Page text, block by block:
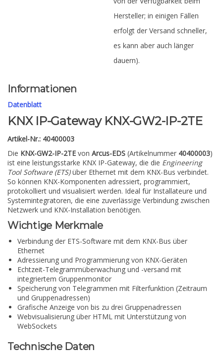
Hersteller; in einigen Fällen
erfolgt der Versand schneller,
es kann aber auch länger
dauern).
Informationen
Datenblatt
KNX IP-Gateway KNX-GW2-IP-2TE
Artikel-Nr.: 40400003
Die KNX-GW2-IP-2TE von Arcus-EDS (Artikelnummer 40400003)
ist eine leistungsstarke KNX IP-Gateway, die die Engineering
Tool Software (ETS)über Ethernet mit dem KNX-Bus verbindet.
So können KNX-Komponenten adressiert, programmiert,
protokolliert und visualisiert werden. Ideal für Installateure und
Systemintegratoren, die eine zuverlässige Verbindung zwischen
Netzwerk und KNX-Installation benötigen.
Wichtige Merkmale
Verbindung der ETS-Software mit dem KNX-Bus über
Ethernet
Adressierung und Programmierung von KNX-Geräten
Echtzeit-Telegrammüberwachung und -versand mit
integriertem Gruppenmonitor
Speicherung von Telegrammen mit Filterfunktion (Zeitraum
und Gruppenadressen)
Grafische Anzeige von bis zu drei Gruppenadressen
Webvisualisierung über HTML mit Unterstützung von
WebSockets
Technische Daten